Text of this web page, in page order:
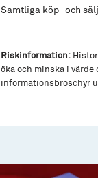
Samtliga köp- och
Riskinformation:
öka och minska i
informationsbroschyr